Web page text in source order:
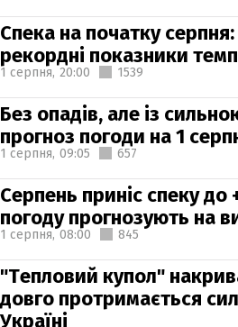
Спека на початку
рекордні показники
1 серпня, 20:00 1539
Без опадів, але із
прогноз погоди на 1
1 серпня, 09:05 657
Серпень приніс спеку до
погоду прогнозують на
1 серпня, 08:00 845
"Тепловий купол"
довго протримається
Україні